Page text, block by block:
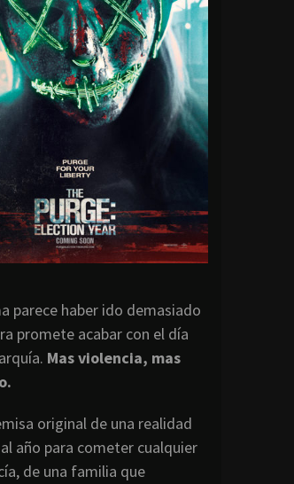
parece haber ido demasiado
promete acabar con el día
Mas violencia, mas
original de una realidad
año para cometer cualquier
de una familia que